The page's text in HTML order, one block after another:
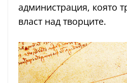
администрация, която
власт над творците.